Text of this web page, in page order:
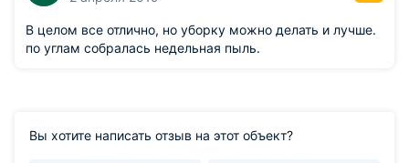
В целом все отлично, но уборку можно делать и лучше.
по углам собралась недельная пыль.
Вы хотите написать отзыв на этот объект?